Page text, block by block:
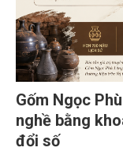
Gốm Ngọc
nghề bằng
đổi số